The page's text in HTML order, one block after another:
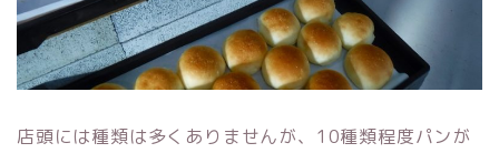
店頭には種類は多くありませんが、10種類程度パンが